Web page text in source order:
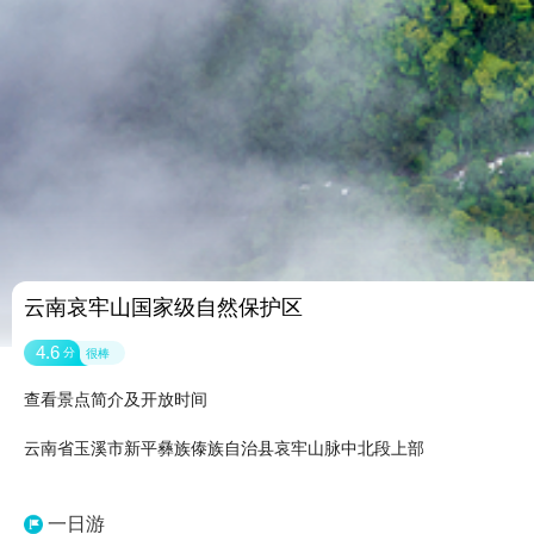
云南哀牢山国家级自然保护区
4.6 分 很棒
查看景点简介及开放时间
云南省玉溪市新平彝族傣族自治县哀牢山脉中北段上部
一日游